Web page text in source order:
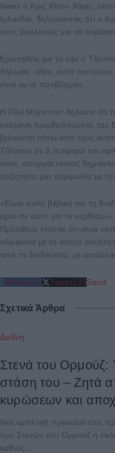
News ο Κρις Χίτον-Χάρις,
Ιρλανδία, δηλώνοντας ότι ο
τους βουλευτές για να
Ερωτηθείς για το εάν ο
δήλωσε: «Ναι, αυτό
είναι αυτό πρόβλημα».
Η Πένι Μόρντοντ δήλωσε ότι
επόμενη πρωθυπουργός της
βρίσκεται πίσω από τους
Τζόνσον σε ό,τι αφορά τον
τους, απορρίπτοντας
συζητήσει μια συμφωνία με
«Είμαι πολύ βέβαιη για τη
είμαι σε αυτό για το
Πρόσθεσε επίσης ότι είναι
σύμφωνα με το οποίο
από τη διαδικασία, με
Share213 Tweet133Send
Σχετικά Άρθρα
Διεθνή
Στενά του Ορμούζ:
στάση του – Ζητά
κυρώσεων και
Νέα εμπλοκή προκαλεί στις
των Στενών του Ορμούζ η
καθώς...